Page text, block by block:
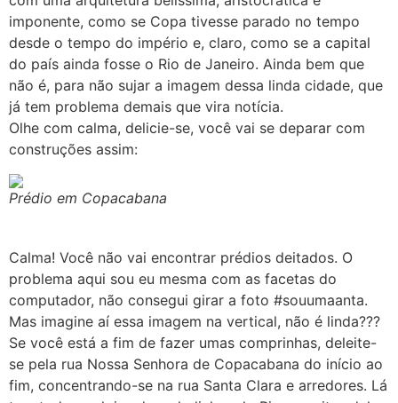
imponente, como se Copa tivesse parado no tempo
desde o tempo do império e, claro, como se a capital
do país ainda fosse o Rio de Janeiro. Ainda bem que
não é, para não sujar a imagem dessa linda cidade, que
já tem problema demais que vira notícia.
Olhe com calma, delicie-se, você vai se deparar com
construções assim:
Prédio em Copacabana
Calma! Você não vai encontrar prédios deitados. O
problema aqui sou eu mesma com as facetas do
computador, não consegui girar a foto #souumaanta.
Mas imagine aí essa imagem na vertical, não é linda???
Se você está a fim de fazer umas comprinhas, deleite-
se pela rua Nossa Senhora de Copacabana do início ao
fim, concentrando-se na rua Santa Clara e arredores. Lá